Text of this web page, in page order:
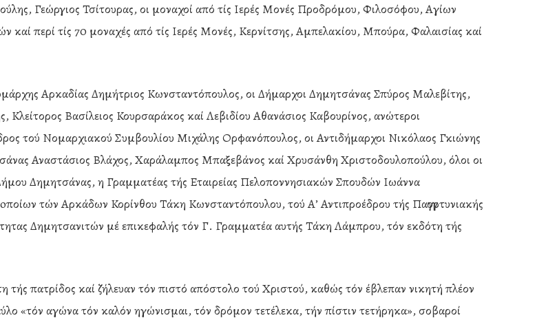
Γεώργιος Τσίτουρας, οι μοναχοί από τίς Ιερές Μονές Προδρόμου, Φιλοσόφου, Αγίων
περί τίς 70 μοναχές από τίς Ιερές Μονές, Κερνίτσης, Αμπελακίου, Μπούρα, Φαλαισίας καί
Αρκαδίας Δημήτριος Κωνσταντόπουλος, οι Δήμαρχοι Δημητσάνας Σπύρος Μαλεβίτης,
Βασίλειος Κουρσαράκος καί Λεβιδίου Αθανάσιος Καβουρίνος, ανώτεροι
τού Νομαρχιακού Συμβουλίου Μιχάλης Ορφανόπουλος, οι Αντιδήμαρχοι Νικόλαος Γκιώνης
Αναστάσιος Βλάχος, Χαράλαμπος Μπαξεβάνος καί Χρυσάνθη Χριστοδουλοπούλου, όλοι οι
Δημητσάνας, η Γραμματέας τής Εταιρείας Πελοποννησιακών Σπουδών Ιωάννα
τών Αρκάδων Κορίνθου Τάκη Κωνσταντόπουλου, τού Α’ Αντιπροέδρου τής Παγγορτυνιακής
Δημητσανιτών μέ επικεφαλής τόν Γ. Γραμματέα αυτής Τάκη Λάμπρου, τόν εκδότη τής
τής πατρίδος καί ζήλευαν τόν πιστό απόστολο τού Χριστού, καθώς τόν έβλεπαν νικητή πλέον
«τόν αγώνα τόν καλόν ηγώνισμαι, τόν δρόμον τετέλεκα, τήν πίστιν τετήρηκα», σοβαροί